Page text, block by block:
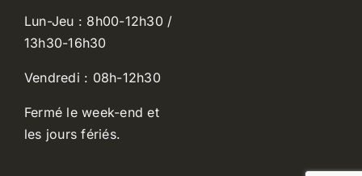
Lun-Jeu : 8h00-12h30 /
13h30-16h30
Vendredi : 08h-12h30
Fermé le week-end et
les jours fériés.